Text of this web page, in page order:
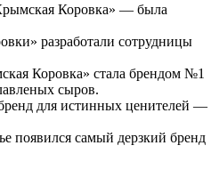
Коровка» — была
разработали сотрудницы
Коровка» стала брендом №1
сыров.
для истинных ценителей —
появился самый дерзкий бренд